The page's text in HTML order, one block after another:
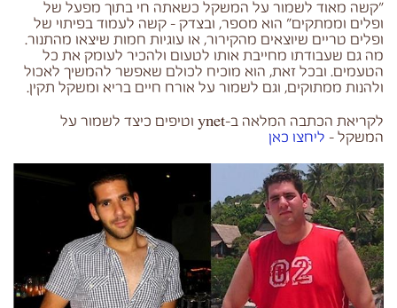
"קשה מאוד לשמור על המשקל כשאתה חי בתוך מפעל של
ופלים וממתקים" הוא מספר, ובצדק – קשה לעמוד בפיתוי של
ופלים טריים שיוצאים מהקירור, או עוגיות חמות שיצאו מהתנור.
מה גם שעבודתו מחייבת אותו לטעום ולהכיר לעומק את כל
הטעמים. ובכל זאת, הוא מוכיח לכולם שאפשר להמשיך לאכול
ולהנות ממתוקים, וגם לשמור על אורח חיים בריא ומשקל תקין.
לקריאת הכתבה המלאה ב-ynet וטיפים כיצד לשמור על
המשקל – ליחצו כאן